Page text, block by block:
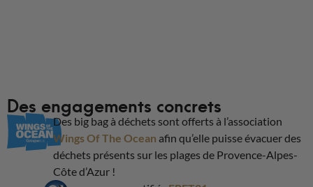
Des engagements concrets
Des big bag à déchets sont offerts à l’association
Wings Of The Ocean afin qu’elle puisse évacuer des
déchets présents sur les plages de Provence-Alpes-
Côte d’Azur !